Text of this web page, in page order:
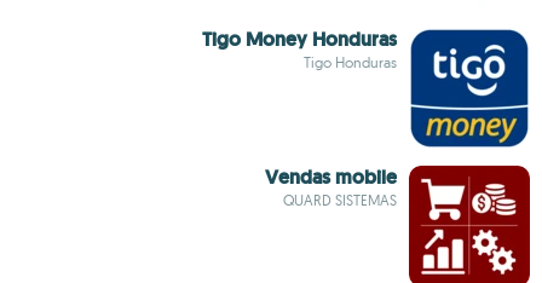
Tigo Money Honduras
Tigo Honduras
Vendas mobile
QUARD SISTEMAS